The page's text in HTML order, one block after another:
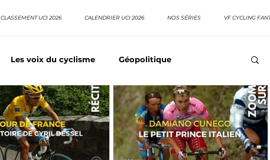
CLASSEMENT UCI 2026 CALENDRIER UCI 2026 NOS SÉRIES VF CYCLING
Les voix du cyclisme Géopolitique
Meilleurs équipes Top 10 grimpeurs Top 10 pavé
EpopeeVF Actu cyclisme Neo pro